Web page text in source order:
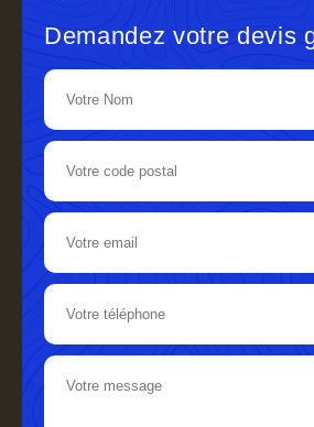
Demandez votre devis